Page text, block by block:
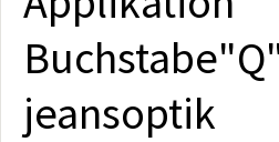
jeansoptik